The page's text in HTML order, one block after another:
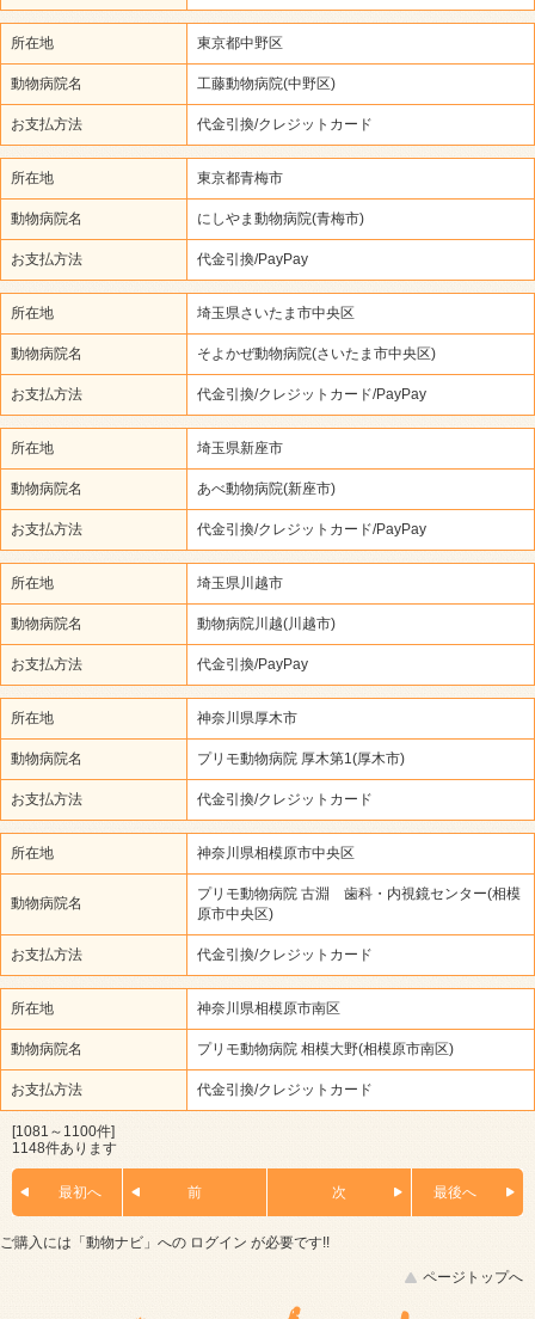
所在地 東京都中野区
動物病院名 工藤動物病院(中野区)
お支払方法 代金引換/クレジットカード
所在地 東京都青梅市
動物病院名 にしやま動物病院(青梅市)
お支払方法 代金引換/PayPay
所在地 埼玉県さいたま市中央区
動物病院名 そよかぜ動物病院(さいたま市中央区)
お支払方法 代金引換/クレジットカード/PayPay
所在地 埼玉県新座市
動物病院名 あべ動物病院(新座市)
お支払方法 代金引換/クレジットカード/PayPay
所在地 埼玉県川越市
動物病院名 動物病院川越(川越市)
お支払方法 代金引換/PayPay
所在地 神奈川県厚木市
動物病院名 プリモ動物病院 厚木第1(厚木市)
お支払方法 代金引換/クレジットカード
所在地 神奈川県相模原市中央区
動物病院名
プリモ動物病院 古淵 歯科・内視鏡センター(相模
原市中央区)
お支払方法 代金引換/クレジットカード
所在地 神奈川県相模原市南区
動物病院名 プリモ動物病院 相模大野(相模原市南区)
お支払方法 代金引換/クレジットカード
[1081～1100件]
1148件あります
最初へ 前 次 最後へ
ご購入には「動物ナビ」への ログイン が必要です!!
ページトップへ